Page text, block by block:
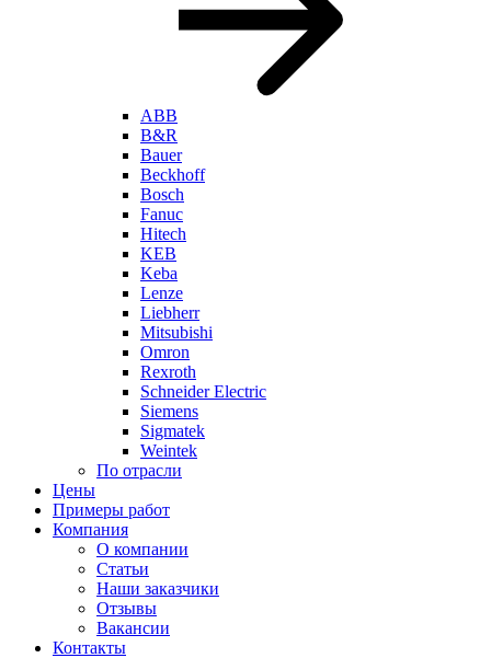
ABB
B&R
Bauer
Beckhoff
Bosch
Fanuc
Hitech
KEB
Keba
Lenze
Liebherr
Mitsubishi
Omron
Rexroth
Schneider Electric
Siemens
Sigmatek
Weintek
По отрасли
Цены
Примеры работ
Компания
О компании
Статьи
Наши заказчики
Отзывы
Вакансии
Контакты